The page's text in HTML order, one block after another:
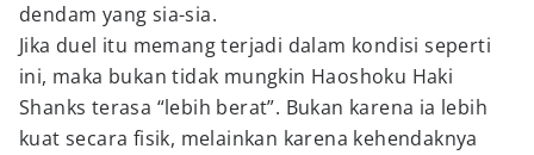
dendam yang sia-sia.
Jika duel itu memang terjadi dalam kondisi seperti
ini, maka bukan tidak mungkin Haoshoku Haki
Shanks terasa “lebih berat”. Bukan karena ia lebih
kuat secara fisik, melainkan karena kehendaknya